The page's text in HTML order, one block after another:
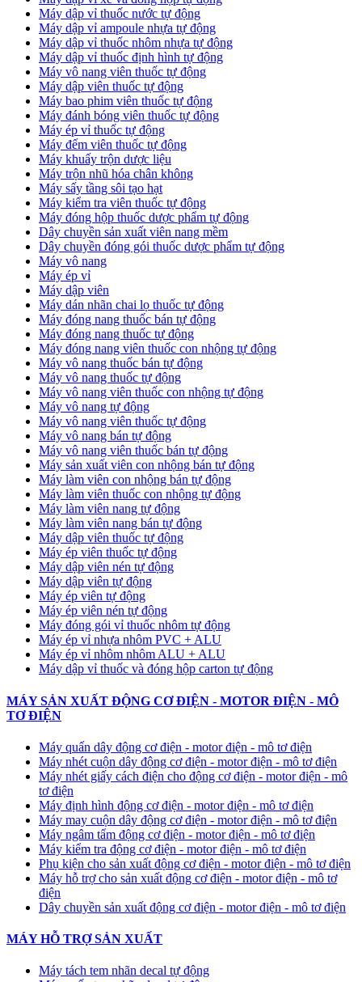
​Máy dập vỉ thuốc nước tự động
Máy dập vỉ ampoule nhựa tự động
Máy dập vỉ thuốc nhôm nhựa tự động
Máy dập vỉ thuốc định hình tự động
Máy vô nang viên thuốc tự động
Máy dập viên thuốc tự động
Máy bao phim viên thuốc tự động
Máy đánh bóng viên thuốc tự động
Máy ép vỉ thuốc tự động
Máy đếm viên thuốc tự động
Máy khuấy trộn dược liệu
Máy trộn nhũ hóa chân không
Máy sấy tầng sôi tạo hạt
Máy kiểm tra viên thuốc tự động
Máy đóng hộp thuốc dược phẩm tự động
Dây chuyền sản xuất viên nang mềm
Dây chuyền đóng gói thuốc dược phẩm tự động
Máy vô nang
Máy ép vỉ
Máy dập viên
Máy dán nhãn chai lọ thuốc tự động
Máy đóng nang thuốc bán tự động
Máy đóng nang thuốc tự động
Máy đóng nang viên thuốc con nhộng tự động
Máy vô nang thuốc bán tự động
Máy vô nang thuốc tự động
Máy vô nang viên thuốc con nhộng tự động
Máy vô nang tự động
Máy vô nang viên thuốc tự động
Máy vô nang bán tự động
Máy vô nang viên thuốc bán tự động
Máy sản xuất viên con nhộng bán tự động
Máy làm viên con nhộng bán tự động
Máy làm viên thuốc con nhộng tự động
Máy làm viên nang tự động
Máy làm viên nang bán tự động
Máy dập viên thuốc tự động
​Máy ép viên thuốc tự động
​Máy dập viên nén tự động
​Máy dập viên tự động
Máy ép viên tự động
​Máy ép viên nén tự động
Máy đóng gói vỉ thuốc nhôm tự động
​Máy ép vỉ nhựa nhôm PVC + ALU
​Máy ép vỉ nhôm nhôm ALU + ALU
Máy dập vỉ thuốc và đóng hộp carton tự động
MÁY SẢN XUẤT ĐỘNG CƠ ĐIỆN - MOTOR ĐIỆN - MÔ
TƠ ĐIỆN
Máy quấn dây động cơ điện - motor điện - mô tơ điện
Máy nhét cuộn dây động cơ điện - motor điện - mô tơ điện
Máy nhét giấy cách điện cho động cơ điện - motor điện - mô
tơ điện
Máy định hình động cơ điện - motor điện - mô tơ điện
Máy may cuộn dây động cơ điện - motor điện - mô tơ điện
Máy ngâm tẩm động cơ điện - motor điện - mô tơ điện
Máy kiểm tra động cơ điện - motor điện - mô tơ điện
Phụ kiện cho sản xuất động cơ điện - motor điện - mô tơ điện
Máy hỗ trợ cho sản xuất động cơ điện - motor điện - mô tơ
điện
Dây chuyền sản xuất động cơ điện - motor điện - mô tơ điện
MÁY HỖ TRỢ SẢN XUẤT
Máy tách tem nhãn decal tự động